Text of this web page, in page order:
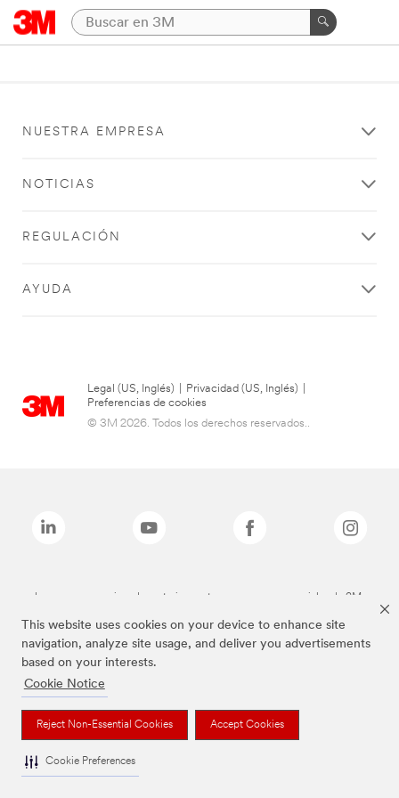
This website uses cookies on your device to enhance site
navigation, analyze site usage, and deliver you advertisements
based on your interests.
Cookie Notice
Reject Non-Essential Cookies Accept Cookies
Cookie Preferences
NUESTRA EMPRESA
NOTICIAS
REGULACIÓN
AYUDA
Legal (US, Inglés) Privacidad (US, Inglés)
Preferencias de cookies
© 3M 2026. Todos los derechos reservados..
Las marcas mencionadas anteriormente son marcas comerciales de 3M.